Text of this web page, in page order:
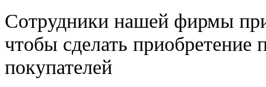
Cотрудники нашей фирмы
чтобы сделать приобретение
покупателей